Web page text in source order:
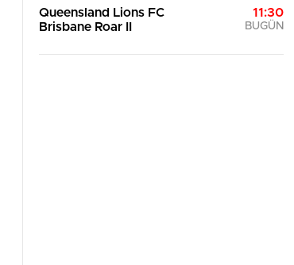
Queensland Lions FC
11:30
Brisbane Roar II
BUGÜN